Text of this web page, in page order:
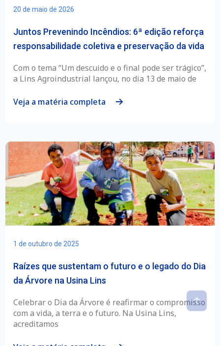
Juntos Prevenindo Incêndios: 6ª edição reforça
responsabilidade coletiva e preservação da vida
20 de maio de 2026
Com o tema “Um descuido e o final pode ser trágico”,
a Lins Agroindustrial lançou, no dia 13 de maio de
Veja a matéria completa
Raízes que sustentam o futuro e o legado do Dia
da Árvore na Usina Lins
1 de outubro de 2025
Celebrar o Dia da Árvore é reafirmar o compromisso
com a vida, a terra e o futuro. Na Usina Lins,
acreditamos